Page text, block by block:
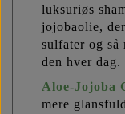
luksuriøs
jojobaolie,
sulfater og så
den hver
Aloe-Jojoba
mere